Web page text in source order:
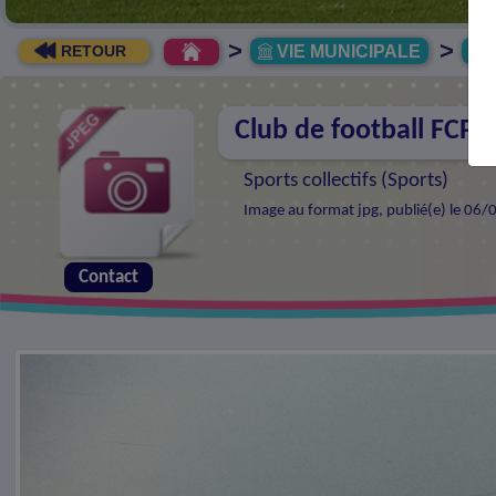
RETOUR > VIE MUNICIPALE >
Club de football FCP :
Sports collectifs (Sports)
Image au format jpg, publié(e) le
Contact